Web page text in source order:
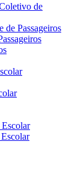
de
de Passageiros